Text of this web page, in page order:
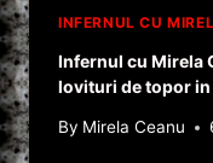
INFERNUL CU
Infernul cu Mirela
lovituri de topor in
By Mirela Ceanu